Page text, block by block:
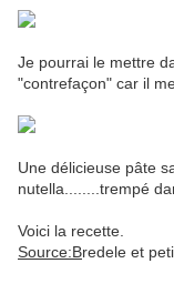
Je pourrai le mettre
"contrefaçon" car il
Une délicieuse pâte
nutella........trempé
Voici la recette.
Source:Bredele et